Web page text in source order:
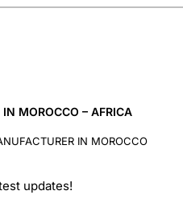
MOROCCO – AFRICA
IN MOROCCO
updates!